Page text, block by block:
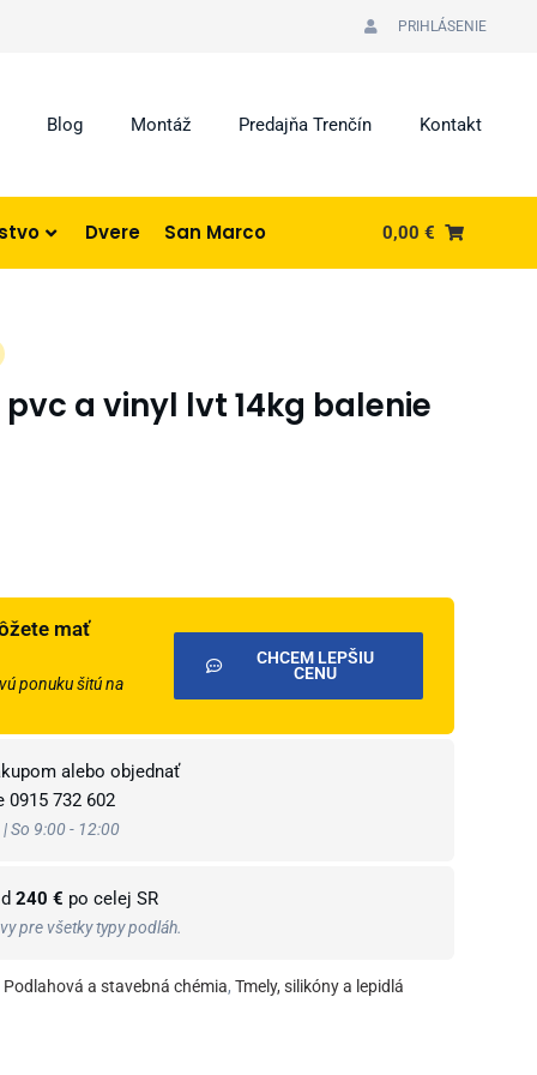
PRIHLÁSENIE
Blog Montáž Predajňa Trenčín Kontakt
Dvere San Marco 0,00€
pvc a vinyl lvt 14kg balenie
mať
ponuku šitú na
CHCEM LEPŠIU
CENU
alebo objednať
0915 732 602
So 9:00 - 12:00
240 € po celej SR
pre všetky typy podláh.
Podlahová a stavebná chémia, Tmely, silikóny a lepidlá